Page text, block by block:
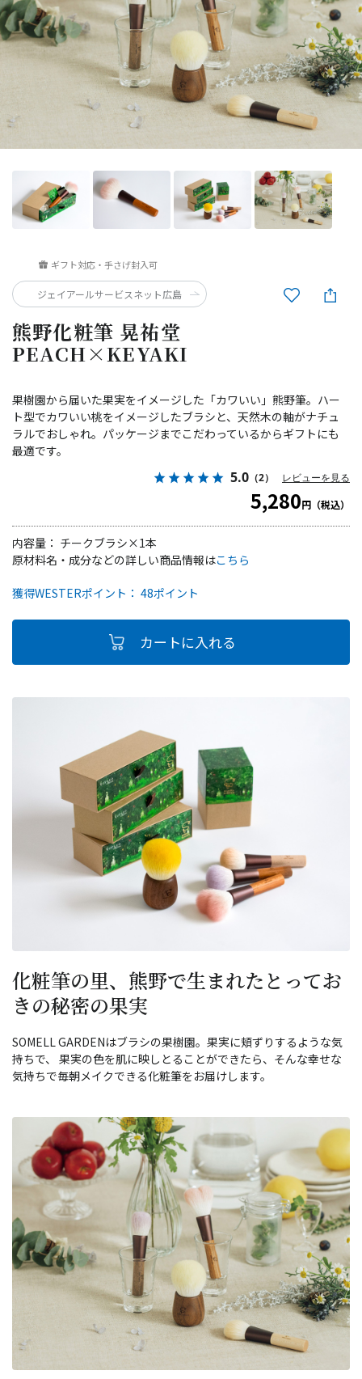
熊野化粧筆 晃祐堂
PEACH×KEYAKI
ギフト対応・手さげ封入可
果樹園から届いた果実をイメージした「カワいい」熊野筆。ハー
ト型でカワいい桃をイメージしたブラシと、天然木の軸がナチュ
ラルでおしゃれ。パッケージまでこだわっているからギフトにも
最適です。
5.0 （2） レビューを見る
5,280円（税込）
内容量： チークブラシ×1本
獲得WESTERポイント： 48ポイント
原材料名・成分などの詳しい商品情報はこちら
ジェイアールサービスネット広島
化粧筆の里、熊野で生まれたとってお
きの秘密の果実
SOMELL GARDENはブラシの果樹園。果実に頬ずりするような気
持ちで、 果実の色を肌に映しとることができたら、そんな幸せな
気持ちで毎朝メイクできる化粧筆をお届けします。